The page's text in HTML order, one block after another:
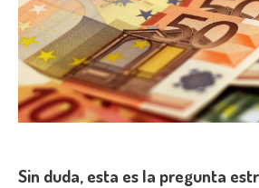
Sin duda, esta es la pregunta